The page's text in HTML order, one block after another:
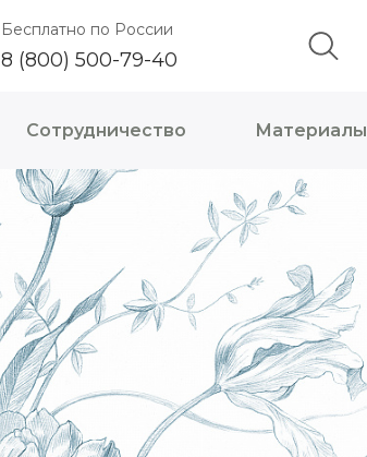
Бесплатно по России
8 (800) 500-79-40
Сотрудничество Материалы